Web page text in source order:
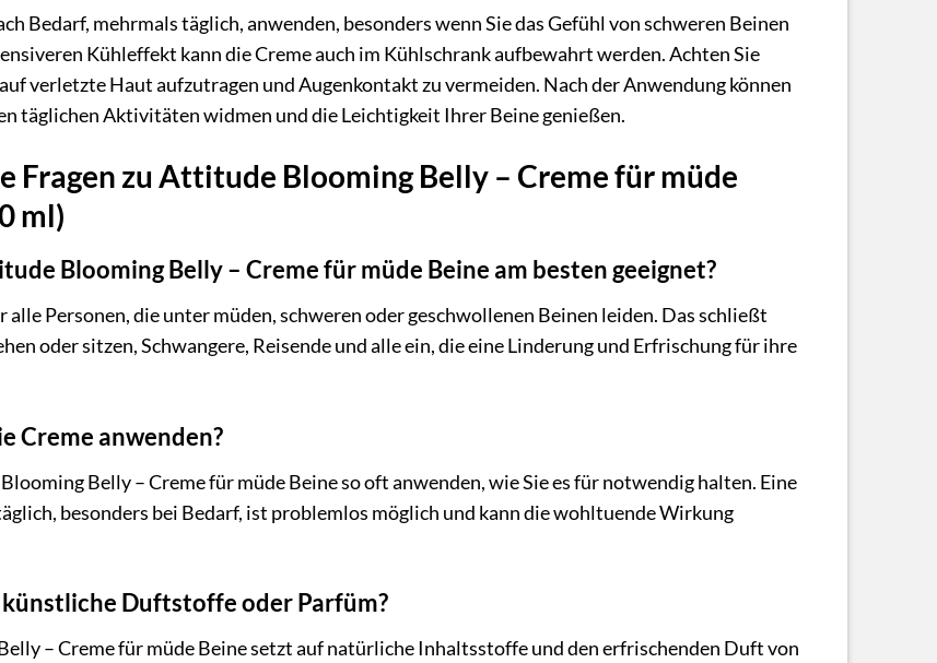
Bedarf, mehrmals täglich, anwenden, besonders wenn Sie das Gefühl von schweren Beinen
Kühleffekt kann die Creme auch im Kühlschrank aufbewahrt werden. Achten Sie
verletzte Haut aufzutragen und Augenkontakt zu vermeiden. Nach der Anwendung können
täglichen Aktivitäten widmen und die Leichtigkeit Ihrer Beine genießen.
Fragen zu Attitude Blooming Belly – Creme für müde
ml)
Blooming Belly – Creme für müde Beine am besten geeignet?
alle Personen, die unter müden, schweren oder geschwollenen Beinen leiden. Das schließt
oder sitzen, Schwangere, Reisende und alle ein, die eine Linderung und Erfrischung für ihre
Creme anwenden?
Belly – Creme für müde Beine so oft anwenden, wie Sie es für notwendig halten. Eine
besonders bei Bedarf, ist problemlos möglich und kann die wohltuende Wirkung
Duftstoffe oder Parfüm?
– Creme für müde Beine setzt auf natürliche Inhaltsstoffe und den erfrischenden Duft von